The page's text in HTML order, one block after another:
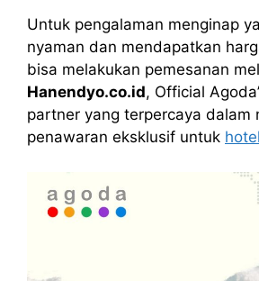
Untuk pengalaman menginap
nyaman dan mendapatkan
bisa melakukan pemesanan
Hanendyo.co.id, Official
partner yang terpercaya dalam
penawaran eksklusif untuk